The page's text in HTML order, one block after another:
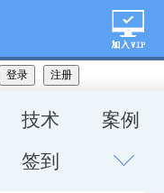
技术
案例
签到